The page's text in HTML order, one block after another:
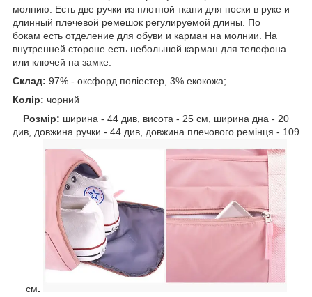
молнию. Есть две ручки из плотной ткани для носки в руке и
длинный плечевой ремешок регулируемой длины. По
бокам есть отделение для обуви и карман на молнии. На
внутренней стороне есть небольшой карман для телефона
или ключей на замке.
Склад: 97% - оксфорд поліестер, 3% екокожа;
Колір: чорний
Розмір: ширина - 44 див, висота - 25 см, ширина дна - 20
див, довжина ручки - 44 див, довжина плечового ремінця - 109
см.